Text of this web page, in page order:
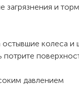
загрязнения и
остывшие колеса
потрите
давлением